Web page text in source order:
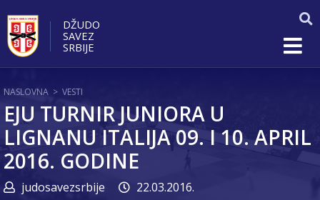
DŽUDO
SAVEZ
SRBIJE
NASLOVNA > VESTI
EJU TURNIR JUNIORA U
LIGNANU ITALIJA 09. I 10. APRIL
2016. GODINE
judosavezsrbije 22.03.2016.